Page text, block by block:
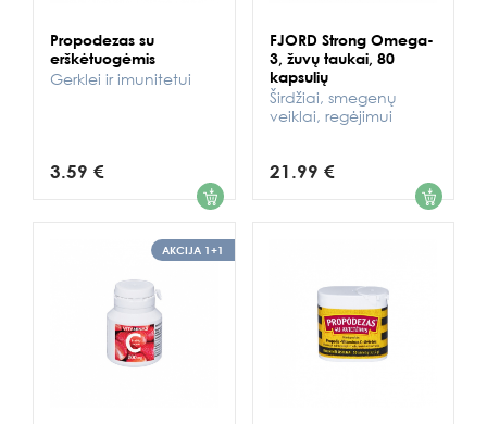
Propodezas su
erškėtuogėmis
Gerklei ir imunitetui
3.59 € 1
FJORD Strong Omega-
3, žuvų taukai, 80
kapsulių
Širdžiai, smegenų
veiklai, regėjimui
21.99 € 1
AKCIJA 1+1